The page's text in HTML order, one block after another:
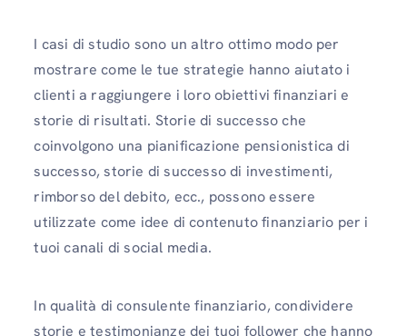
I casi di studio sono un altro ottimo modo per
mostrare come le tue strategie hanno aiutato i
clienti a raggiungere i loro obiettivi finanziari e
storie di risultati. Storie di successo che
coinvolgono una pianificazione pensionistica di
successo, storie di successo di investimenti,
rimborso del debito, ecc., possono essere
utilizzate come idee di contenuto finanziario per i
tuoi canali di social media.
In qualità di consulente finanziario, condividere
storie e testimonianze dei tuoi follower che hanno